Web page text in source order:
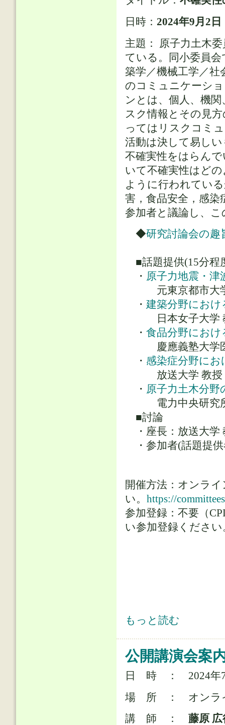
日時： 2024年9月2
主題： 原子力土木
ている。同小委員
築学／機械工学／
のコミュニケーシ
ンとは、個人、機
スク情報とその見
ってはリスクコミ
活動は決して易し
不確実性をはらん
いて不確実性はど
ように行われてい
害，食品安全，感
参加者と議論し、
◆研究討論会の趣
■話題提供(15分程
・ 原子力地震・
元東京都市大学
・ 建築分野にお
日本女子大学
・ 食品分野にお
慶應義塾大学医
・ 感染症分野に
放送大学 教授
・ 原子力土木分
電力中央研究所
■討論
・座長：放送大学
・参加者(話題提
開催方法：オンラ
い。 https://
参加登録：不要（
い参加登録ください
研究討論会「不確実性の諸相とリ
もっと読む
公開講演会案
日 時 ： 2024年7
場 所 ： オンライ
講 師 ： 藤原